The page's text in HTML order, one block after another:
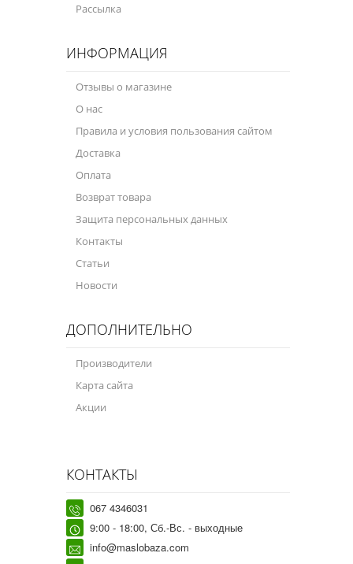
Рассылка
ИНФОРМАЦИЯ
Отзывы о магазине
О нас
Правила и условия пользования сайтом
Доставка
Оплата
Возврат товара
Защита персональных данных
Контакты
Статьи
Новости
ДОПОЛНИТЕЛЬНО
Производители
Карта сайта
Акции
КОНТАКТЫ
067 4346031
9:00 - 18:00, Сб.-Вс. - выходные
info@maslobaza.com